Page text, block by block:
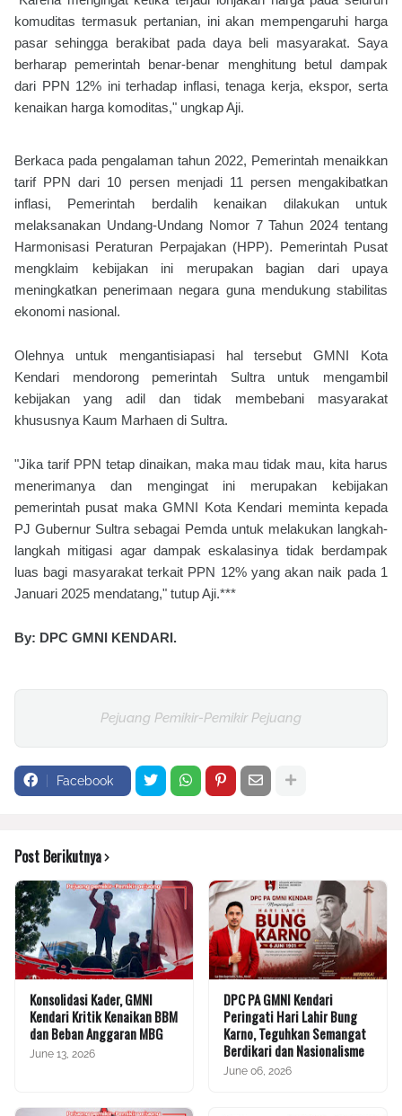
komuditas termasuk pertanian, ini akan mempengaruhi harga
pasar sehingga berakibat pada daya beli masyarakat. Saya
berharap pemerintah benar-benar menghitung betul dampak
dari PPN 12% ini terhadap inflasi, tenaga kerja, ekspor, serta
kenaikan harga komoditas," ungkap Aji.
Berkaca pada pengalaman tahun 2022, Pemerintah menaikkan
tarif PPN dari 10 persen menjadi 11 persen mengakibatkan
inflasi, Pemerintah berdalih kenaikan dilakukan untuk
melaksanakan Undang-Undang Nomor 7 Tahun 2024 tentang
Harmonisasi Peraturan Perpajakan (HPP). Pemerintah Pusat
mengklaim kebijakan ini merupakan bagian dari upaya
meningkatkan penerimaan negara guna mendukung stabilitas
ekonomi nasional.
Olehnya untuk mengantisiapasi hal tersebut GMNI Kota
Kendari mendorong pemerintah Sultra untuk mengambil
kebijakan yang adil dan tidak membebani masyarakat
khususnya Kaum Marhaen di Sultra.
"Jika tarif PPN tetap dinaikan, maka mau tidak mau, kita harus
menerimanya dan mengingat ini merupakan kebijakan
pemerintah pusat maka GMNI Kota Kendari meminta kepada
PJ Gubernur Sultra sebagai Pemda untuk melakukan langkah-
langkah mitigasi agar dampak eskalasinya tidak berdampak
luas bagi masyarakat terkait PPN 12% yang akan naik pada 1
Januari 2025 mendatang," tutup Aji.***
By: DPC GMNI KENDARI.
Pejuang Pemikir-Pemikir Pejuang
Facebook
Post Berikutnya
Konsolidasi Kader, GMNI
Kendari Kritik Kenaikan BBM
dan Beban Anggaran MBG
June 13, 2026
DPC PA GMNI Kendari
Peringati Hari Lahir Bung
Karno, Teguhkan Semangat
Berdikari dan Nasionalisme
June 06, 2026